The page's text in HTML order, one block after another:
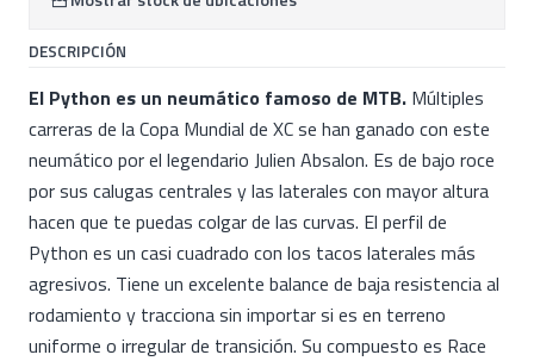
DESCRIPCIÓN
El Python es un neumático famoso de MTB. Múltiples
carreras de la Copa Mundial de XC se han ganado con este
neumático por el legendario Julien Absalon. Es de bajo roce
por sus calugas centrales y las laterales con mayor altura
hacen que te puedas colgar de las curvas. El perfil de
Python es un casi cuadrado con los tacos laterales más
agresivos. Tiene un excelente balance de baja resistencia al
rodamiento y tracciona sin importar si es en terreno
uniforme o irregular de transición. Su compuesto es Race